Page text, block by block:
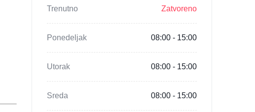
Trenutno Zatvoreno
Ponedeljak 08:00 - 15:00
Utorak 08:00 - 15:00
Sreda 08:00 - 15:00